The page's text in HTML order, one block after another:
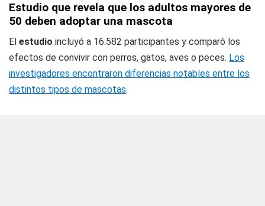
Estudio que revela que los adultos mayores de
50 deben adoptar una mascota
El estudio incluyó a 16.582 participantes y comparó los
efectos de convivir con perros, gatos, aves o peces. Los
investigadores encontraron diferencias notables entre los
distintos tipos de mascotas.